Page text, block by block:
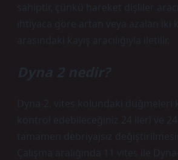
sahiptir, çünkü hareket dişliler
ihtiyaca göre artan veya azalan iki
arasındaki kayış aracılığıyla iletilir.
Dyna 2 nedir?
Dyna-2, vites kolundaki düğmeleri
kontrol edebileceğiniz 24 ileri ve 24
tamamen debriyajsız
Çalışma aralığında 11 vites ile